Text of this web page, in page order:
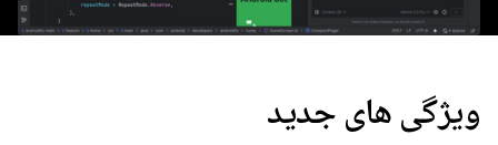
ویژگی های جدید